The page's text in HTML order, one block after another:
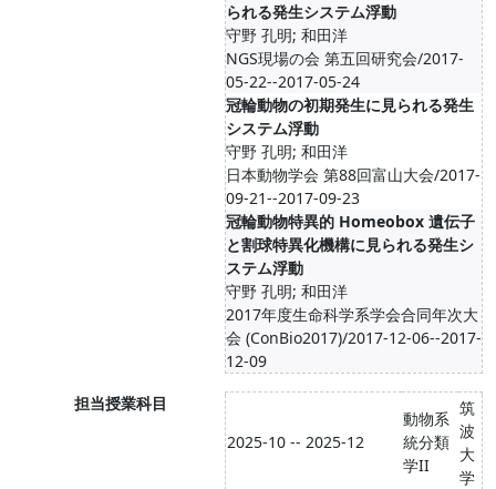
られる発生システム浮動
守野 孔明; 和田洋
NGS現場の会 第五回研究会/2017-
05-22--2017-05-24
冠輪動物の初期発生に見られる発生
システム浮動
守野 孔明; 和田洋
日本動物学会 第88回富山大会/2017-
09-21--2017-09-23
冠輪動物特異的 Homeobox 遺伝子
と割球特異化機構に見られる発生シ
ステム浮動
守野 孔明; 和田洋
2017年度生命科学系学会合同年次大
会 (ConBio2017)/2017-12-06--2017-
12-09
担当授業科目
2025-10 -- 2025-12
動物系
統分類
学II
筑
波
大
学